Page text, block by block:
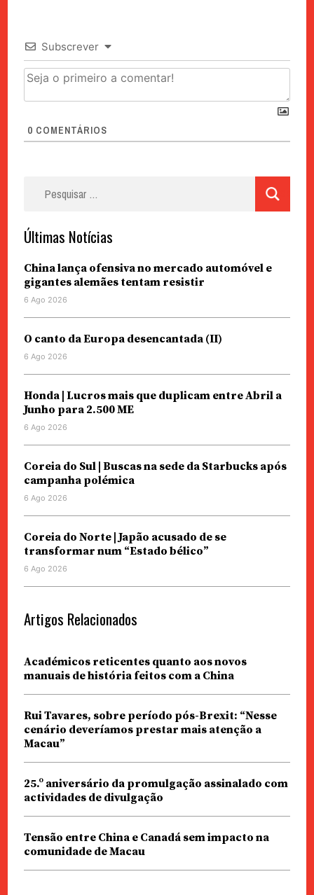
Subscrever
0 COMENTÁRIOS
Últimas Notícias
China lança ofensiva no mercado automóvel e
gigantes alemães tentam resistir
6 Ago 2026
O canto da Europa desencantada (II)
6 Ago 2026
Honda | Lucros mais que duplicam entre Abril a
Junho para 2.500 ME
6 Ago 2026
Coreia do Sul | Buscas na sede da Starbucks após
campanha polémica
6 Ago 2026
Coreia do Norte | Japão acusado de se
transformar num “Estado bélico”
6 Ago 2026
Artigos Relacionados
Académicos reticentes quanto aos novos
manuais de história feitos com a China
Rui Tavares, sobre período pós-Brexit: “Nesse
cenário deveríamos prestar mais atenção a
Macau”
25.º aniversário da promulgação assinalado com
actividades de divulgação
Tensão entre China e Canadá sem impacto na
comunidade de Macau